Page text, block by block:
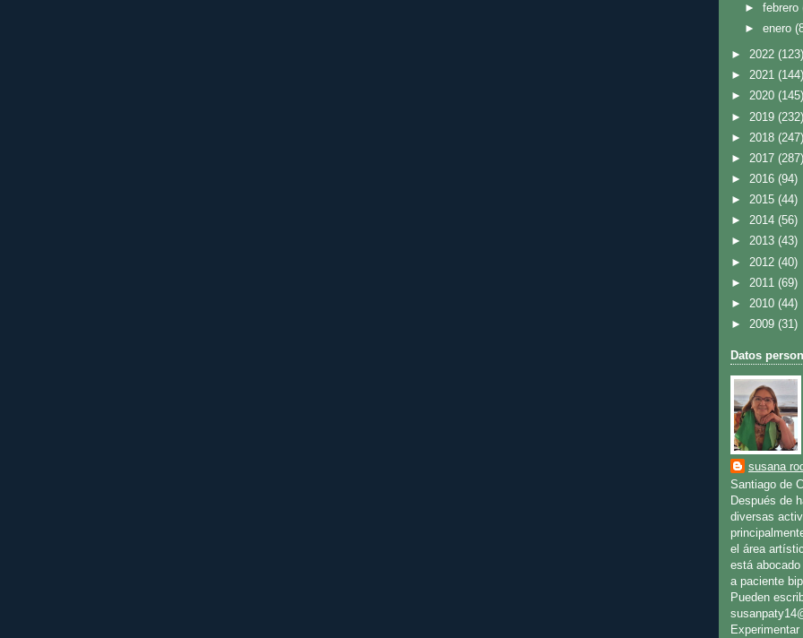
►febrero
►enero
► 2022 (123)
► 2021 (144)
► 2020 (145)
► 2019 (232)
► 2018 (247)
► 2017 (287)
► 2016 (94)
► 2015 (44)
► 2014 (56)
► 2013 (43)
► 2012 (40)
► 2011 (69)
► 2010 (44)
► 2009 (31)
Datos
susana
Santiago de
Después de
diversas
el área
está
a paciente
Pueden
Experimentar